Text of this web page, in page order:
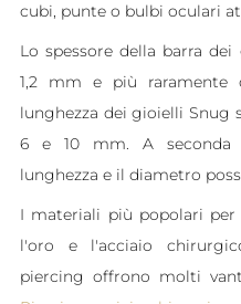
cubi, punte o bulbi oculari
Lo spessore della barra
1,2 mm e più
lunghezza dei gioielli Snug
6 e 10 mm. A seconda
lunghezza e il diametro
I materiali più popolari
l'oro e l'acciaio
piercing offrono molti